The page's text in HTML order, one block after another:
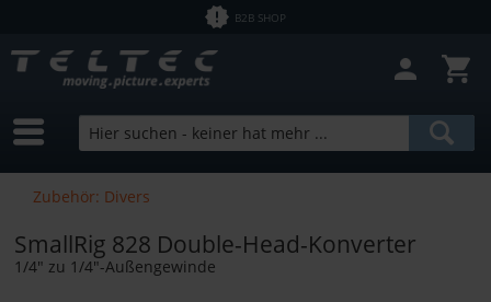
B2B SHOP
Zubehör: Divers
SmallRig 828 Double-Head-Konverter
1/4" zu 1/4"-Außengewinde
Sofort lieferbar
Hersteller
von2,50 € bis 12700,00 €